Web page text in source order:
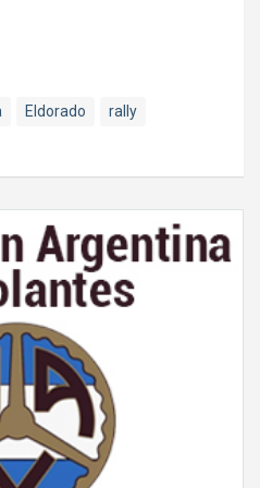
Eldorado rally